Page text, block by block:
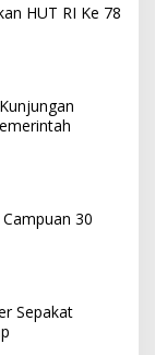
HUT RI Ke 78
30
Sepakat